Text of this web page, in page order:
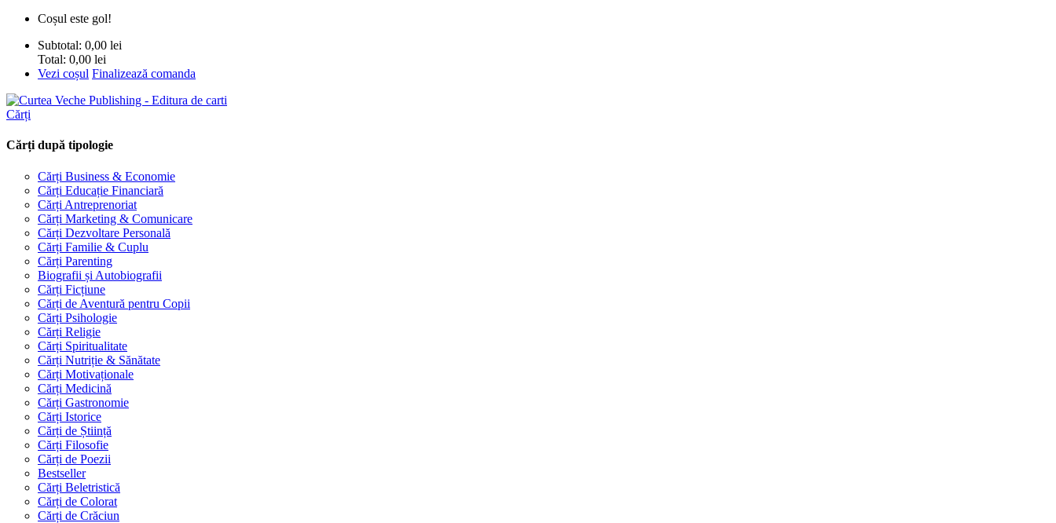
Coșul este gol!
Subtotal: 0,00 lei
Total: 0,00 lei
Vezi coșul Finalizează comanda
Cărți
Cărți după tipologie
Cărți Business & Economie
Cărți Educație Financiară
Cărți Antreprenoriat
Cărți Marketing & Comunicare
Cărți Dezvoltare Personală
Cărți Familie & Cuplu
Cărți Parenting
Biografii și Autobiografii
Cărți Ficțiune
Cărți de Aventură pentru Copii
Cărți Psihologie
Cărți Religie
Cărți Spiritualitate
Cărți Nutriție & Sănătate
Cărți Motivaționale
Cărți Medicină
Cărți Gastronomie
Cărți Istorice
Cărți de Știință
Cărți Filosofie
Cărți de Poezii
Bestseller
Cărți Beletristică
Cărți de Colorat
Cărți de Crăciun